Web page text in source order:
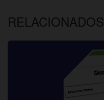
RELACIONADOS